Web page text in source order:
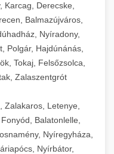
Karcag, Derecske,
Balmazújváros,
Nyíradony,
Polgár, Hajdúnánás,
Tokaj, Felsőzsolca,
Zalaszentgrót
Zalakaros, Letenye,
Balatonlelle,
Nyíregyháza,
Nyírbátor,